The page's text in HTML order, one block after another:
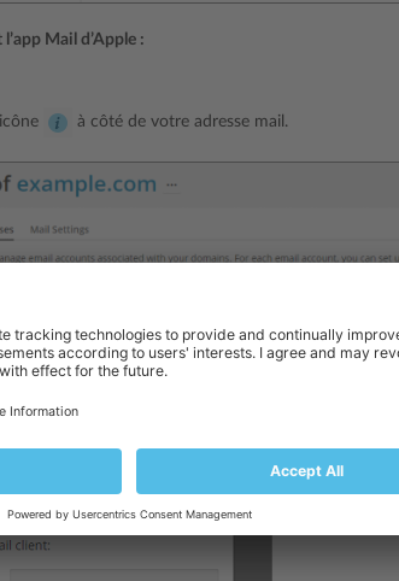
Mail d’Apple :
à côté de votre adresse mail.